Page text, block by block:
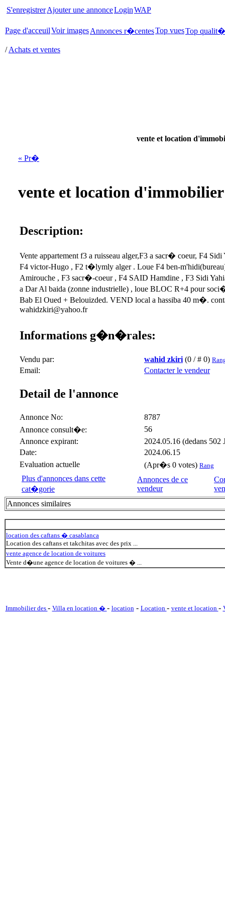
S'enregistrerAjouter une annonceLoginWAP
Page d'acceuilVoir imagesAnnonces r�centesTop vuesTop qualit�
/Achats et ventes
vente et location
« Pr�
vente et location d'immobilier
Description:
Vente appartement f3 a ruisseau alger,F3 a sacr� coeur, F4
F4 victor-Hugo , F2 t�lymly alger . Loue F4 ben-
Amirouche , F3 sacr�-coeur , F4 SAID Hamdine , F3 Sidi
a Dar Al baida (zonne industrielle) , loue BLOC R+4 pour
Bab El Oued + Belouizded. VEND local a hassiba 40 m�.
wahidzkiri@yahoo.fr
Informations g�n�rales:
Vendu par: wahid zkiri (0 / # 0)
Email: Contacter le vendeur
Detail de l'annonce
Annonce No:
8787
Annonce consult�e:
56
Annonce expirant:
2024.05.16 (dedans 502
Date:
2024.06.15
Evaluation actuelle
(Apr�s 0 votes) Rang
Plus d'annonces dans cette
cat�gorie
Annonces de ce
vendeur
Annonces similaires
location des caftans � casablanca
Location des caftans et takchitas avec des prix ...
vente agence de location de voitures
Vente d�une agence de location de voitures � ...
Immobilier des - Villa en location � - location - Location - vente et location -